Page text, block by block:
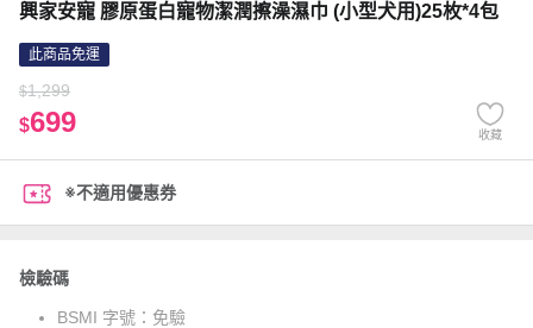
興家安寵 膠原蛋白寵物潔潤擦澡濕巾 (小型犬用)25枚*4包
此商品免運
$1,299
$699 收藏
※不適用優惠券
檢驗碼
BSMI 字號： 免驗